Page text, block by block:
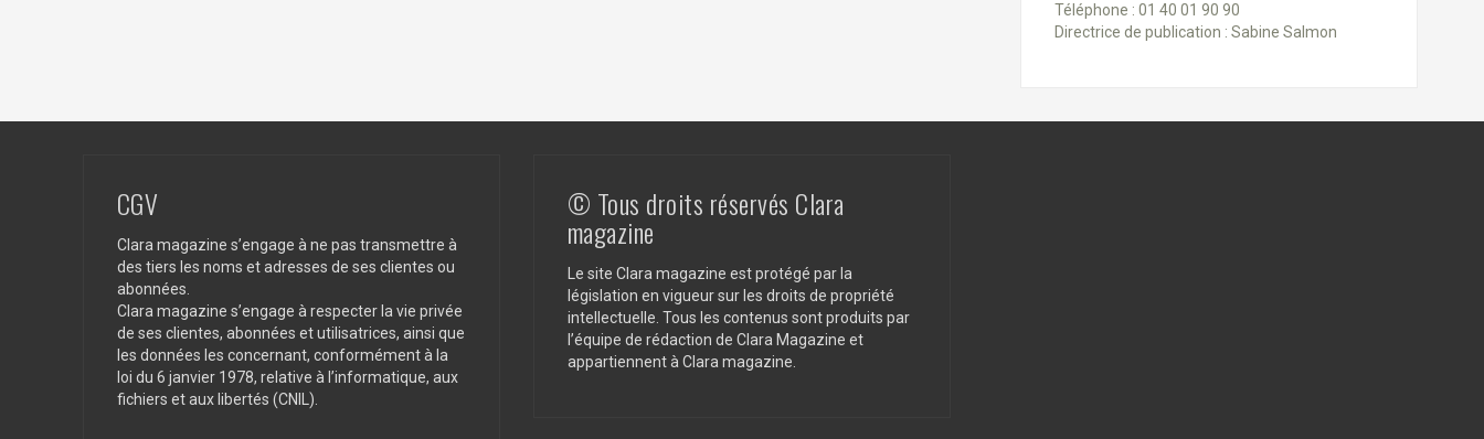
Téléphone : 01 40 01 90 90
Directrice de publication : Sabine Salmon
CGV
Clara magazine s’engage à ne pas transmettre à
des tiers les noms et adresses de ses clientes ou
abonnées.
Clara magazine s’engage à respecter la vie privée
de ses clientes, abonnées et utilisatrices, ainsi que
les données les concernant, conformément à la
loi du 6 janvier 1978, relative à l’informatique, aux
fichiers et aux libertés (CNIL).
© Tous droits réservés Clara
magazine
Le site Clara magazine est protégé par la
législation en vigueur sur les droits de propriété
intellectuelle. Tous les contenus sont produits par
l’équipe de rédaction de Clara Magazine et
appartiennent à Clara magazine.